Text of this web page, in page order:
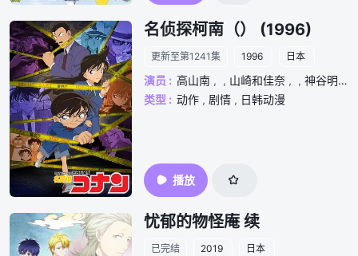
名侦探柯南（） (1996)
更新至第1241集 1996 日本
演员 : 高山南 , , 山崎和佳奈 , , 神谷明 ,
类型 : 动作 , 剧情 , 日韩动漫
播放
忧郁的物怪庵 续
已完结 2019 日本